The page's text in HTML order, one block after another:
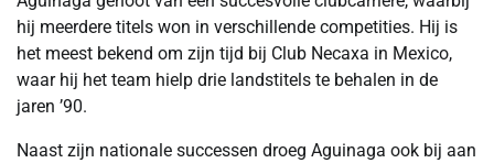
hij meerdere titels won in verschillende competities. Hij is
het meest bekend om zijn tijd bij Club Necaxa in Mexico,
waar hij het team hielp drie landstitels te behalen in de
jaren ’90.
Naast zijn nationale successen droeg Aguinaga ook bij aan